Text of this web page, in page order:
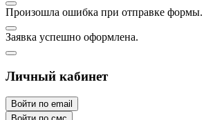
Произошла ошибка при отправке формы.
Заявка успешно оформлена.
Личный кабинет
Войти по email